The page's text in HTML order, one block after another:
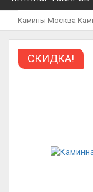
Камины Москва
СКИДКА!